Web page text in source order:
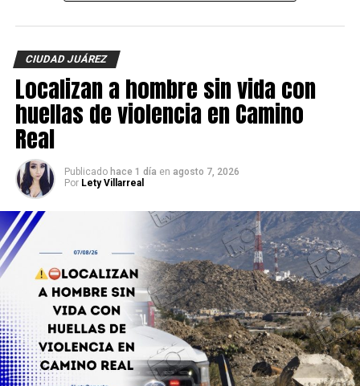
CIUDAD JUÁREZ
Localizan a hombre sin vida con
huellas de violencia en Camino
Real
Publicado hace 1 día en agosto 7, 2026
Por Lety Villarreal